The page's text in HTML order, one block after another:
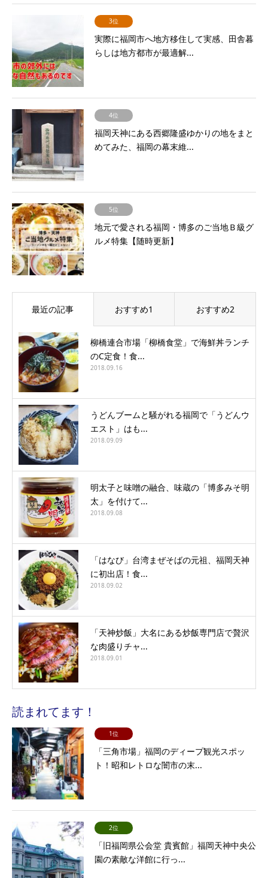
3位
実際に福岡市へ地方移住して実感、田舎暮
らしは地方都市が最適解...
4位
福岡天神にある西郷隆盛ゆかりの地をまと
めてみた、福岡の幕末維...
5位
地元で愛される福岡・博多のご当地Ｂ級グ
ルメ特集【随時更新】
最近の記事 おすすめ1 おすすめ2
柳橋連合市場「柳橋食堂」で海鮮丼ランチ
のC定食！食...
2018.09.16
うどんブームと騒がれる福岡で「うどんウ
エスト」はも...
2018.09.09
明太子と味噌の融合、味蔵の「博多みそ明
太」を付けて...
2018.09.08
「はなび」台湾まぜそばの元祖、福岡天神
に初出店！食...
2018.09.02
「天神炒飯」大名にある炒飯専門店で贅沢
な肉盛りチャ...
2018.09.01
読まれてます！
1位
「三角市場」福岡のディープ観光スポッ
ト！昭和レトロな闇市の末...
2位
「旧福岡県公会堂 貴賓館」福岡天神中央公
園の素敵な洋館に行っ...